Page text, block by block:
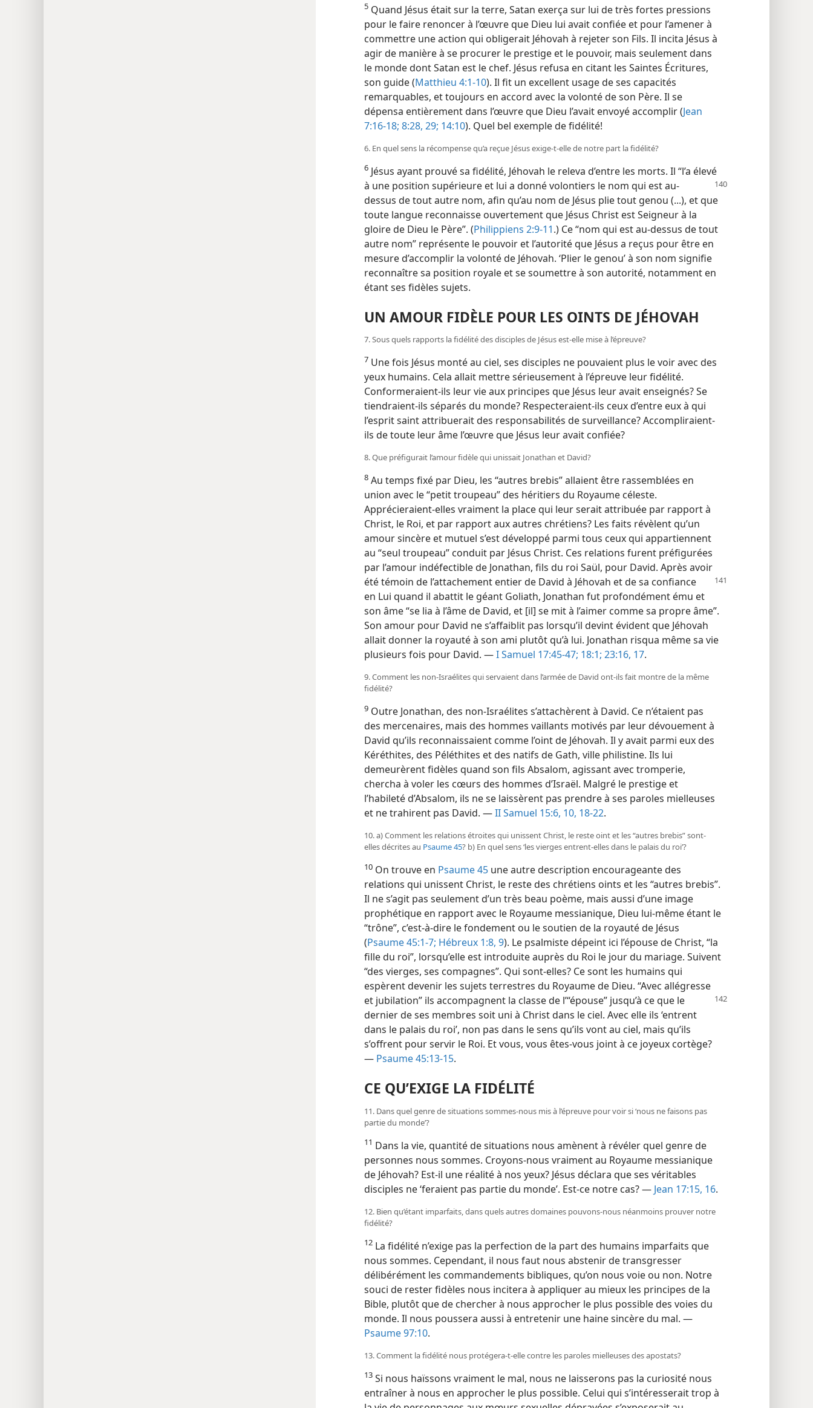
5 Quand Jésus était sur la terre, Satan exerça sur lui de très fortes pressions
pour le faire renoncer à l’œuvre que Dieu lui avait confiée et pour l’amener à
commettre une action qui obligerait Jéhovah à rejeter son Fils. Il incita Jésus à
agir de manière à se procurer le prestige et le pouvoir, mais seulement dans
le monde dont Satan est le chef. Jésus refusa en citant les Saintes Écritures,
son guide (Matthieu 4:1-10). Il fit un excellent usage de ses capacités
remarquables, et toujours en accord avec la volonté de son Père. Il se
dépensa entièrement dans l’œuvre que Dieu l’avait envoyé accomplir (Jean
7:16-18; 8:28, 29; 14:10). Quel bel exemple de fidélité!
6. En quel sens la récompense qu’a reçue Jésus exige-​t-​elle de notre part la fidélité?
6 Jésus ayant prouvé sa fidélité, Jéhovah le releva d’entre les morts. Il “l’a élevé
à une position supérieure et lui a donné volontiers le nom qui est au-
dessus de tout autre nom, afin qu’au nom de Jésus plie tout genou (...), et que
toute langue reconnaisse ouvertement que Jésus Christ est Seigneur à la
gloire de Dieu le Père”. (Philippiens 2:9-11.) Ce “nom qui est au-dessus de tout
autre nom” représente le pouvoir et l’autorité que Jésus a reçus pour être en
mesure d’accomplir la volonté de Jéhovah. ‘Plier le genou’ à son nom signifie
reconnaître sa position royale et se soumettre à son autorité, notamment en
étant ses fidèles sujets.
UN AMOUR FIDÈLE POUR LES OINTS DE JÉHOVAH
7. Sous quels rapports la fidélité des disciples de Jésus est-​elle mise à l’épreuve?
7 Une fois Jésus monté au ciel, ses disciples ne pouvaient plus le voir avec des
yeux humains. Cela allait mettre sérieusement à l’épreuve leur fidélité.
Conformeraient-​ils leur vie aux principes que Jésus leur avait enseignés? Se
tiendraient-​ils séparés du monde? Respecteraient-​ils ceux d’entre eux à qui
l’esprit saint attribuerait des responsabilités de surveillance? Accompliraient-​
ils de toute leur âme l’œuvre que Jésus leur avait confiée?
8. Que préfigurait l’amour fidèle qui unissait Jonathan et David?
8 Au temps fixé par Dieu, les “autres brebis” allaient être rassemblées en
union avec le “petit troupeau” des héritiers du Royaume céleste.
Apprécieraient-​elles vraiment la place qui leur serait attribuée par rapport à
Christ, le Roi, et par rapport aux autres chrétiens? Les faits révèlent qu’un
amour sincère et mutuel s’est développé parmi tous ceux qui appartiennent
au “seul troupeau” conduit par Jésus Christ. Ces relations furent préfigurées
par l’amour indéfectible de Jonathan, fils du roi Saül, pour David. Après avoir
été témoin de l’attachement entier de David à Jéhovah et de sa confiance
en Lui quand il abattit le géant Goliath, Jonathan fut profondément ému et
son âme “se lia à l’âme de David, et [il] se mit à l’aimer comme sa propre âme”.
Son amour pour David ne s’affaiblit pas lorsqu’il devint évident que Jéhovah
allait donner la royauté à son ami plutôt qu’à lui. Jonathan risqua même sa vie
plusieurs fois pour David. —I Samuel 17:45-47; 18:1; 23:16, 17.
9. Comment les non-Israélites qui servaient dans l’armée de David ont-​ils fait montre de la même
fidélité?
9 Outre Jonathan, des non-Israélites s’attachèrent à David. Ce n’étaient pas
des mercenaires, mais des hommes vaillants motivés par leur dévouement à
David qu’ils reconnaissaient comme l’oint de Jéhovah. Il y avait parmi eux des
Kéréthites, des Péléthites et des natifs de Gath, ville philistine. Ils lui
demeurèrent fidèles quand son fils Absalom, agissant avec tromperie,
chercha à voler les cœurs des hommes d’Israël. Malgré le prestige et
l’habileté d’Absalom, ils ne se laissèrent pas prendre à ses paroles mielleuses
et ne trahirent pas David. —II Samuel 15:6, 10, 18-22.
10. a) Comment les relations étroites qui unissent Christ, le reste oint et les “autres brebis” sont-​
elles décrites au Psaume 45? b) En quel sens ‘les vierges entrent-​elles dans le palais du roi’?
10 On trouve en Psaume 45 une autre description encourageante des
relations qui unissent Christ, le reste des chrétiens oints et les “autres brebis”.
Il ne s’agit pas seulement d’un très beau poème, mais aussi d’une image
prophétique en rapport avec le Royaume messianique, Dieu lui-​même étant le
“trône”, c’est-à-dire le fondement ou le soutien de la royauté de Jésus
(Psaume 45:1-7; Hébreux 1:8, 9). Le psalmiste dépeint ici l’épouse de Christ, “la
fille du roi”, lorsqu’elle est introduite auprès du Roi le jour du mariage. Suivent
“des vierges, ses compagnes”. Qui sont-​elles? Ce sont les humains qui
espèrent devenir les sujets terrestres du Royaume de Dieu. “Avec allégresse
et jubilation” ils accompagnent la classe de l’“épouse” jusqu’à ce que le
dernier de ses membres soit uni à Christ dans le ciel. Avec elle ils ‘entrent
dans le palais du roi’, non pas dans le sens qu’ils vont au ciel, mais qu’ils
s’offrent pour servir le Roi. Et vous, vous êtes-​vous joint à ce joyeux cortège?
— Psaume 45:13-15.
CE QU’EXIGE LA FIDÉLITÉ
11. Dans quel genre de situations sommes-​nous mis à l’épreuve pour voir si ‘nous ne faisons pas
partie du monde’?
11 Dans la vie, quantité de situations nous amènent à révéler quel genre de
personnes nous sommes. Croyons-​nous vraiment au Royaume messianique
de Jéhovah? Est-​il une réalité à nos yeux? Jésus déclara que ses véritables
disciples ne ‘feraient pas partie du monde’. Est-​ce notre cas? — Jean 17:15, 16.
12. Bien qu’étant imparfaits, dans quels autres domaines pouvons-​nous néanmoins prouver notre
fidélité?
12 La fidélité n’exige pas la perfection de la part des humains imparfaits que
nous sommes. Cependant, il nous faut nous abstenir de transgresser
délibérément les commandements bibliques, qu’on nous voie ou non. Notre
souci de rester fidèles nous incitera à appliquer au mieux les principes de la
Bible, plutôt que de chercher à nous approcher le plus possible des voies du
monde. Il nous poussera aussi à entretenir une haine sincère du mal. —
Psaume 97:10.
13. Comment la fidélité nous protégera-​t-​elle contre les paroles mielleuses des apostats?
13 Si nous haïssons vraiment le mal, nous ne laisserons pas la curiosité nous
entraîner à nous en approcher le plus possible. Celui qui s’intéresserait trop à